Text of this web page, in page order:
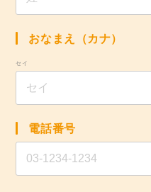
おなまえ（カナ）
セイ
電話番号